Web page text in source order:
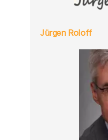
Jürgen Roloff